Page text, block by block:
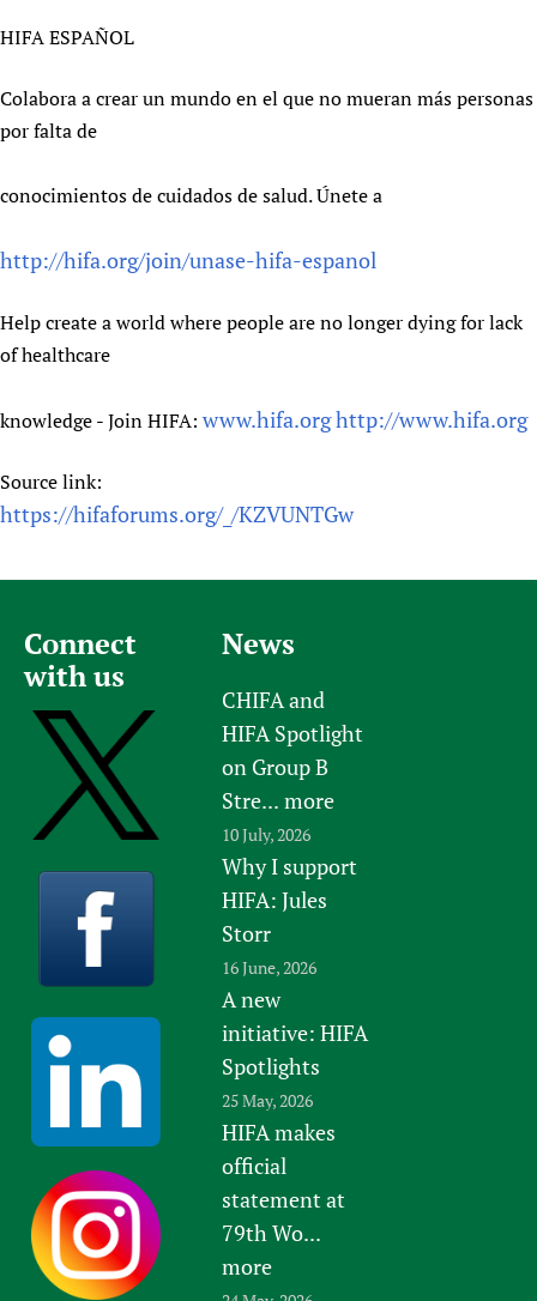
HIFA ESPAÑOL
Colabora a crear un mundo en el que no mueran más personas
por falta de
conocimientos de cuidados de salud. Únete a
http://hifa.org/join/unase-hifa-espanol
Help create a world where people are no longer dying for lack
of healthcare
knowledge - Join HIFA: www.hifa.orghttp://www.hifa.org
Source link:
https://hifaforums.org/_/KZVUNTGw
Connect
with us
News
CHIFA and
HIFA Spotlight
on Group B
Stre... more
10 July, 2026
Why I support
HIFA: Jules
Storr
16 June, 2026
A new
initiative: HIFA
Spotlights
25 May, 2026
HIFA makes
official
statement at
79th Wo...
more